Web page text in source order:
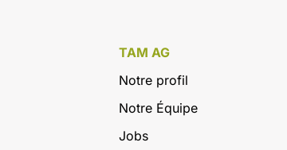
TAM AG
Notre profil
Notre Équipe
Jobs